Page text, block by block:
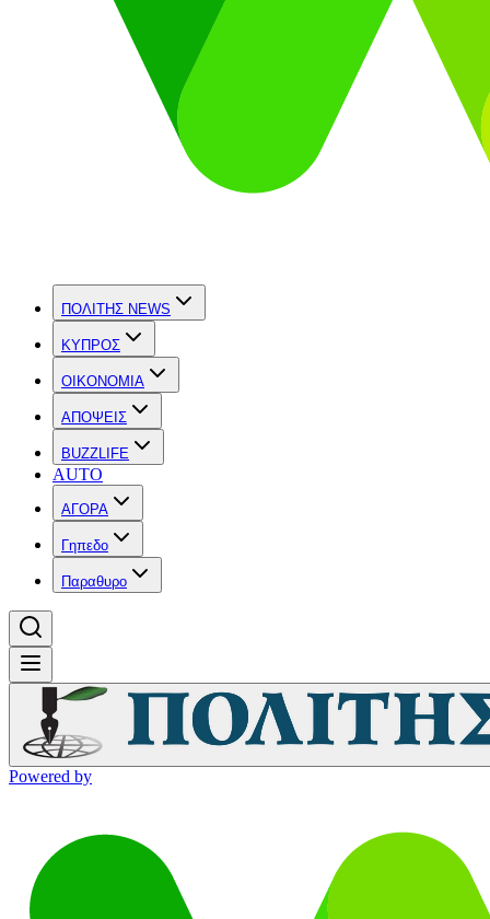
ΠΟΛΙΤΗΣ NEWS
ΚΥΠΡΟΣ
OIKONOMIA
ΑΠΟΨΕΙΣ
BUZZLIFE
AUTO
ΑΓΟΡΑ
Γηπεδο
Παραθυρο
Powered by